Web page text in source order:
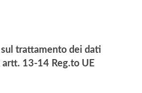
trattamento dei dati
artt. 13-14 Reg.to UE